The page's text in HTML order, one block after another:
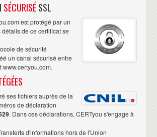
SÉCURISÉSSL
est protégé par un
de ce certificat se
de sécurité
un canal sécurisé entre
ses fichiers auprès de la
de déclaration
. Dans ces déclarations, CERTyou s'engage à
d'informations hors de l'Union